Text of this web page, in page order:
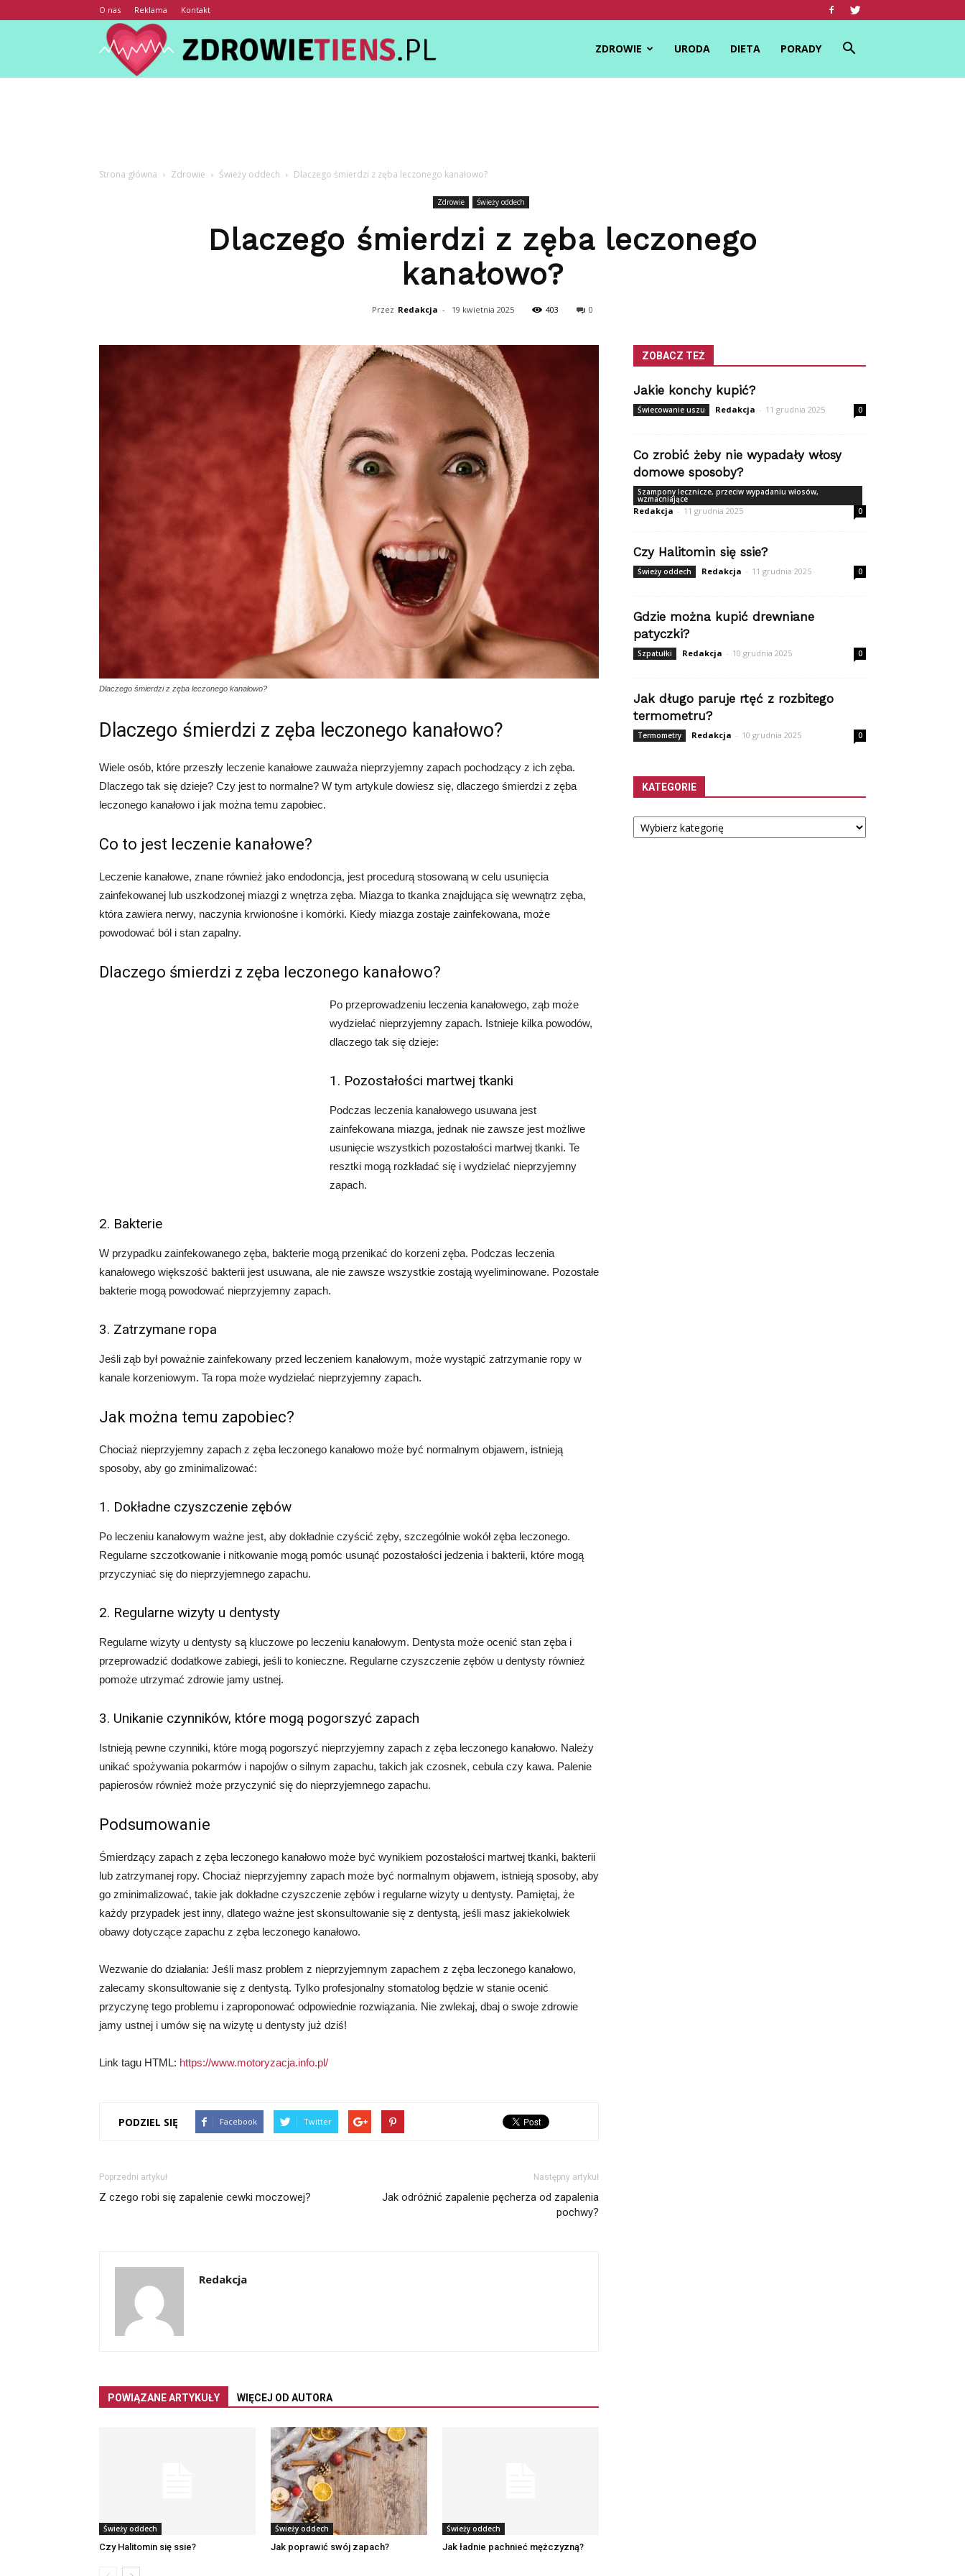
O nas Reklama Kontakt
ZDROWIE URODA DIETA PORADY
Strona główna Zdrowie Świeży oddech Dlaczego śmierdzi z zęba leczonego kanałowo?
Zdrowie Świeży oddech
Dlaczego śmierdzi z zęba leczonego
kanałowo?
Przez Redakcja - 19 kwietnia 2025 403 0
Dlaczego śmierdzi z zęba leczonego kanałowo?
Dlaczego śmierdzi z zęba leczonego kanałowo?
Wiele osób, które przeszły leczenie kanałowe zauważa nieprzyjemny zapach pochodzący z ich zęba.
Dlaczego tak się dzieje? Czy jest to normalne? W tym artykule dowiesz się, dlaczego śmierdzi z zęba
leczonego kanałowo i jak można temu zapobiec.
Co to jest leczenie kanałowe?
Leczenie kanałowe, znane również jako endodoncja, jest procedurą stosowaną w celu usunięcia
zainfekowanej lub uszkodzonej miazgi z wnętrza zęba. Miazga to tkanka znajdująca się wewnątrz zęba,
która zawiera nerwy, naczynia krwionośne i komórki. Kiedy miazga zostaje zainfekowana, może
powodować ból i stan zapalny.
Dlaczego śmierdzi z zęba leczonego kanałowo?
Po przeprowadzeniu leczenia kanałowego, ząb może
wydzielać nieprzyjemny zapach. Istnieje kilka powodów,
dlaczego tak się dzieje:
1. Pozostałości martwej tkanki
Podczas leczenia kanałowego usuwana jest
zainfekowana miazga, jednak nie zawsze jest możliwe
usunięcie wszystkich pozostałości martwej tkanki. Te
resztki mogą rozkładać się i wydzielać nieprzyjemny
zapach.
2. Bakterie
W przypadku zainfekowanego zęba, bakterie mogą przenikać do korzeni zęba. Podczas leczenia
kanałowego większość bakterii jest usuwana, ale nie zawsze wszystkie zostają wyeliminowane. Pozostałe
bakterie mogą powodować nieprzyjemny zapach.
3. Zatrzymane ropa
Jeśli ząb był poważnie zainfekowany przed leczeniem kanałowym, może wystąpić zatrzymanie ropy w
kanale korzeniowym. Ta ropa może wydzielać nieprzyjemny zapach.
Jak można temu zapobiec?
Chociaż nieprzyjemny zapach z zęba leczonego kanałowo może być normalnym objawem, istnieją
sposoby, aby go zminimalizować:
1. Dokładne czyszczenie zębów
Po leczeniu kanałowym ważne jest, aby dokładnie czyścić zęby, szczególnie wokół zęba leczonego.
Regularne szczotkowanie i nitkowanie mogą pomóc usunąć pozostałości jedzenia i bakterii, które mogą
przyczyniać się do nieprzyjemnego zapachu.
2. Regularne wizyty u dentysty
Regularne wizyty u dentysty są kluczowe po leczeniu kanałowym. Dentysta może ocenić stan zęba i
przeprowadzić dodatkowe zabiegi, jeśli to konieczne. Regularne czyszczenie zębów u dentysty również
pomoże utrzymać zdrowie jamy ustnej.
3. Unikanie czynników, które mogą pogorszyć zapach
Istnieją pewne czynniki, które mogą pogorszyć nieprzyjemny zapach z zęba leczonego kanałowo. Należy
unikać spożywania pokarmów i napojów o silnym zapachu, takich jak czosnek, cebula czy kawa. Palenie
papierosów również może przyczynić się do nieprzyjemnego zapachu.
Podsumowanie
Śmierdzący zapach z zęba leczonego kanałowo może być wynikiem pozostałości martwej tkanki, bakterii
lub zatrzymanej ropy. Chociaż nieprzyjemny zapach może być normalnym objawem, istnieją sposoby, aby
go zminimalizować, takie jak dokładne czyszczenie zębów i regularne wizyty u dentysty. Pamiętaj, że
każdy przypadek jest inny, dlatego ważne jest skonsultowanie się z dentystą, jeśli masz jakiekolwiek
obawy dotyczące zapachu z zęba leczonego kanałowo.
Wezwanie do działania: Jeśli masz problem z nieprzyjemnym zapachem z zęba leczonego kanałowo,
zalecamy skonsultowanie się z dentystą. Tylko profesjonalny stomatolog będzie w stanie ocenić
przyczynę tego problemu i zaproponować odpowiednie rozwiązania. Nie zwlekaj, dbaj o swoje zdrowie
jamy ustnej i umów się na wizytę u dentysty już dziś!
Link tagu HTML: https://www.motoryzacja.info.pl/
PODZIEL SIĘ Facebook Twitter
Poprzedni artykuł
Z czego robi się zapalenie cewki moczowej?
Następny artykuł
Jak odróżnić zapalenie pęcherza od zapalenia
pochwy?
Redakcja
POWIĄZANE ARTYKUŁY WIĘCEJ OD AUTORA
Świeży oddech
Czy Halitomin się ssie?
Świeży oddech
Jak poprawić swój zapach?
Świeży oddech
Jak ładnie pachnieć mężczyzną?
ZOBACZ TEŻ
Jakie konchy kupić?
Świecowanie uszu Redakcja - 11 grudnia 2025 0
Co zrobić żeby nie wypadały włosy
domowe sposoby?
Szampony lecznicze, przeciw wypadaniu włosów,
wzmacniające
Redakcja - 11 grudnia 2025 0
Czy Halitomin się ssie?
Świeży oddech Redakcja - 11 grudnia 2025 0
Gdzie można kupić drewniane
patyczki?
Szpatułki Redakcja - 10 grudnia 2025 0
Jak długo paruje rtęć z rozbitego
termometru?
Termometry Redakcja - 10 grudnia 2025 0
KATEGORIE
Kategorie